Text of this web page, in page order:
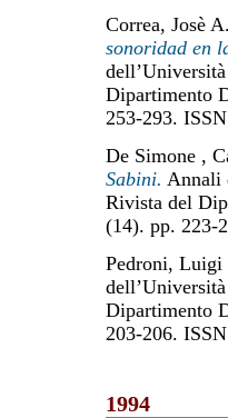
Correa, Josè
sonoridad en
Dipartimento
253-293.
De Simone ,
Sabini. Annali
Rivista del
(14). pp. 223-
Pedroni, Luigi
Dipartimento
203-206.
1994